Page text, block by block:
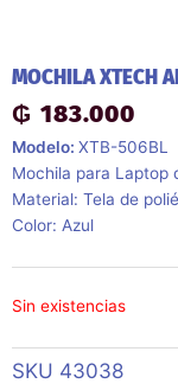
MOCHILA XTECH
₲ 183.000
Modelo: XTB-506BL
Mochila para Laptop
Material: Tela de
Color: Azul
Sin existencias
SKU 43038